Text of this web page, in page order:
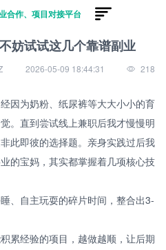
合作、项目对接平台
妨试试这几个靠谱副业
2026-05-09 18:44:31 218
因为奶粉、纸尿裤等大大小小的育
。直到尝试线上兼职后我才慢慢明
此即彼的选择题。亲身实践过后我
的宝妈，其实都掌握着几项核心技
、自主玩耍的碎片时间，整合出3-
累经验的项目，越做越顺，让后期